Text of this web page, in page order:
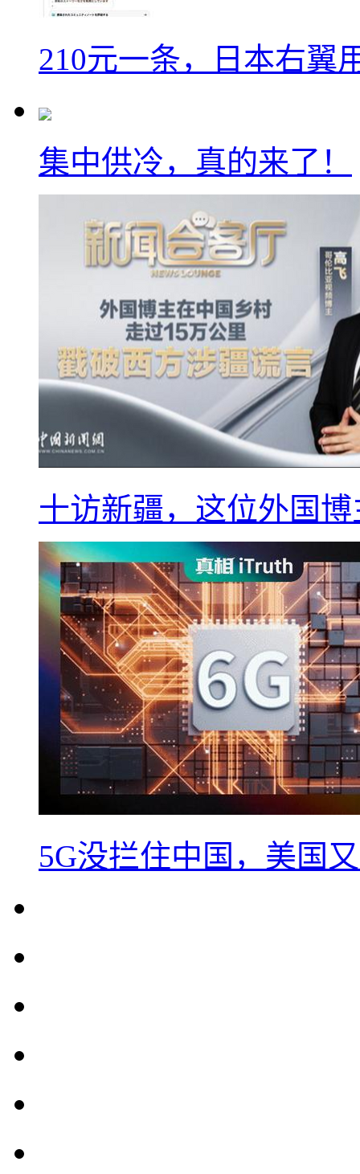
210元一条，日本右翼
集中供冷，真的来了！
十访新疆，这位外国
5G没拦住中国，美国